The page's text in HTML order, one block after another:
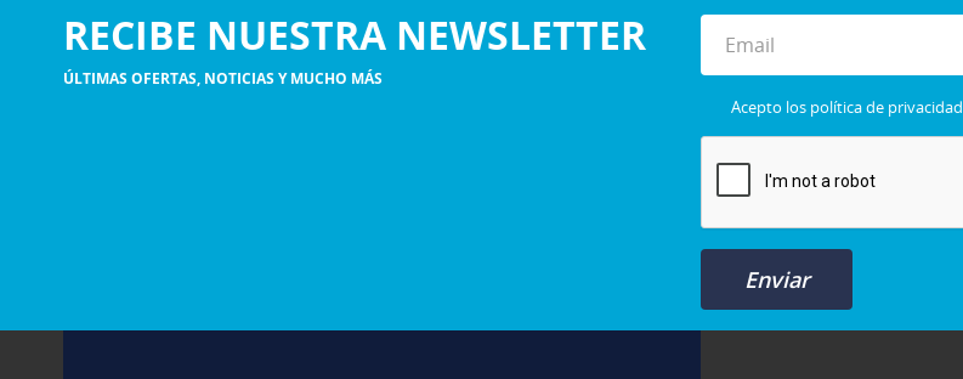
RECIBE NUESTRA NEWSLETTER
ÚLTIMAS OFERTAS, NOTICIAS Y MUCHO MÁS
Enviar
Acepto los política de privacidad